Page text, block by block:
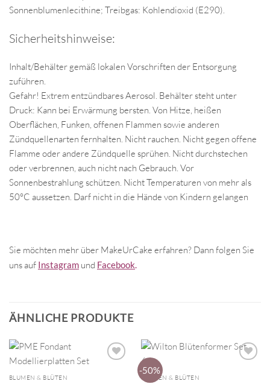
Sonnenblumenlecithine; Treibgas: Kohlendioxid (E290).
Sicherheitshinweise:
Inhalt/Behälter gemäß lokalen Vorschriften der Entsorgung
zuführen.
Gefahr! Extrem entzündbares Aerosol. Behälter steht unter
Druck: Kann bei Erwärmung bersten. Von Hitze, heißen
Oberflächen, Funken, offenen Flammen sowie anderen
Zündquellenarten fernhalten. Nicht rauchen. Nicht gegen offene
Flamme oder andere Zündquelle sprühen. Nicht durchstechen
oder verbrennen, auch nicht nach Gebrauch. Vor
Sonnenbestrahlung schützen. Nicht Temperaturen von mehr als
50°C aussetzen. Darf nicht in die Hände von Kindern gelangen
Sie möchten mehr über MakeUrCake erfahren? Dann folgen Sie
uns auf Instagram und Facebook.
ÄHNLICHE PRODUKTE
BLUMEN & BLÜTEN
-50%
BLUMEN & BLÜTEN